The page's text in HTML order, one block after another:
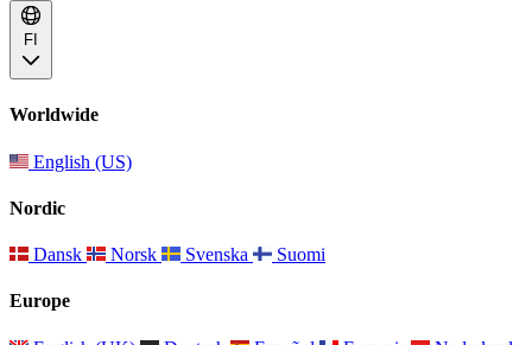
FI
Worldwide
English (US)
Nordic
Dansk Norsk Svenska Suomi
Europe